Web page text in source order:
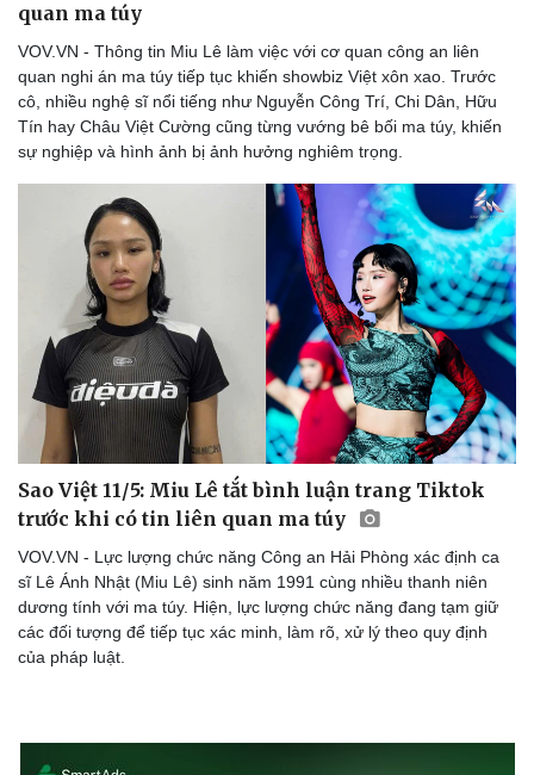
Doanh nghiệp
quan ma túy
VOV.VN - Thông tin Miu Lê làm việc với cơ quan công an liên
quan nghi án ma túy tiếp tục khiến showbiz Việt xôn xao. Trước
cô, nhiều nghệ sĩ nổi tiếng như Nguyễn Công Trí, Chi Dân, Hữu
Tín hay Châu Việt Cường cũng từng vướng bê bối ma túy, khiến
sự nghiệp và hình ảnh bị ảnh hưởng nghiêm trọng.
Sao Việt 11/5: Miu Lê tắt bình luận trang Tiktok
trước khi có tin liên quan ma túy
VOV.VN - Lực lượng chức năng Công an Hải Phòng xác định ca
sĩ Lê Ánh Nhật (Miu Lê) sinh năm 1991 cùng nhiều thanh niên
dương tính với ma túy. Hiện, lực lượng chức năng đang tạm giữ
các đối tượng để tiếp tục xác minh, làm rõ, xử lý theo quy định
của pháp luật.